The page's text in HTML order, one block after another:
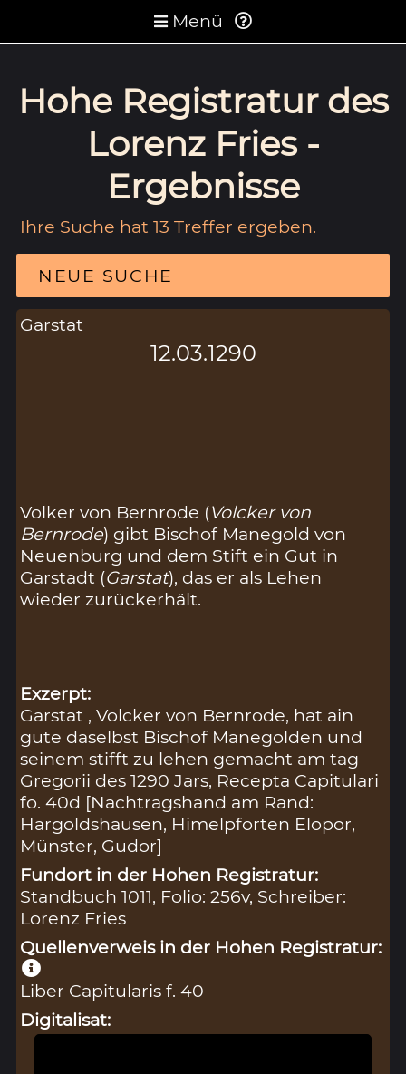
Menü
Hohe Registratur des
Lorenz Fries -
Ergebnisse
Ihre Suche hat 13 Treffer ergeben.
NEUE SUCHE
Garstat
12.03.1290
Volker von Bernrode (Volcker von
Bernrode) gibt Bischof Manegold von
Neuenburg und dem Stift ein Gut in
Garstadt (Garstat), das er als Lehen
wieder zurückerhält.
Exzerpt:
Garstat , Volcker von Bernrode, hat ain
gute daselbst Bischof Manegolden und
seinem stifft zu lehen gemacht am tag
Gregorii des 1290 Jars, Recepta Capitulari
fo. 40d [Nachtragshand am Rand:
Hargoldshausen, Himelpforten Elopor,
Münster, Gudor]
Fundort in der Hohen Registratur:
Standbuch 1011, Folio: 256v, Schreiber:
Lorenz Fries
Quellenverweis in der Hohen Registratur:
Liber Capitularis f. 40
Digitalisat: